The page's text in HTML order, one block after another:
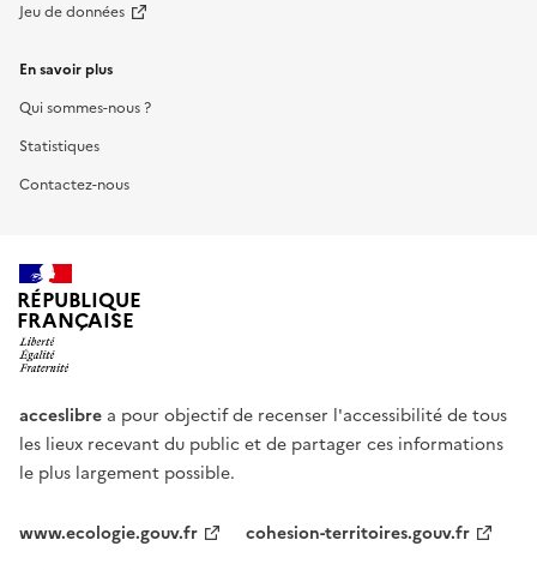
Jeu de données
En savoir plus
Qui sommes-nous ?
Statistiques
Contactez-nous
RÉPUBLIQUE
FRANÇAISE
acceslibre a pour objectif de recenser l'accessibilité de tous
les lieux recevant du public et de partager ces informations
le plus largement possible.
www.ecologie.gouv.fr
cohesion-territoires.gouv.fr